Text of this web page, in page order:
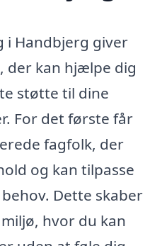
i Handbjerg giver
der kan hjælpe dig
støtte til dine
For det første får
fagfolk, der
og kan tilpasse
Dette skaber
hvor du kan